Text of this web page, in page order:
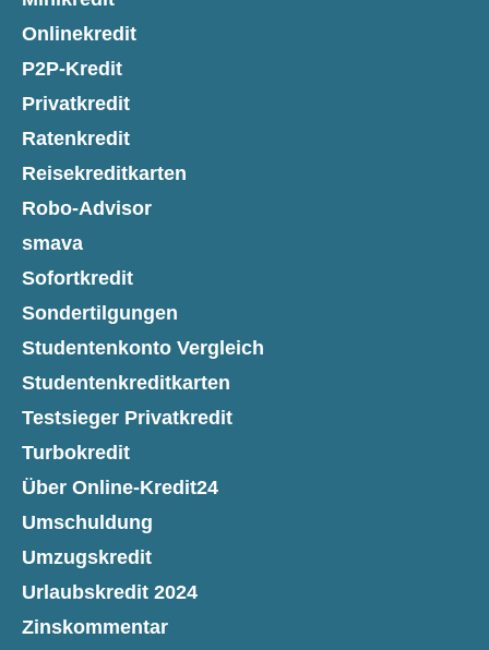
Onlinekredit
P2P-Kredit
Privatkredit
Ratenkredit
Reisekreditkarten
Robo-Advisor
smava
Sofortkredit
Sondertilgungen
Studentenkonto Vergleich
Studentenkreditkarten
Testsieger Privatkredit
Turbokredit
Über Online-Kredit24
Umschuldung
Umzugskredit
Urlaubskredit 2024
Zinskommentar